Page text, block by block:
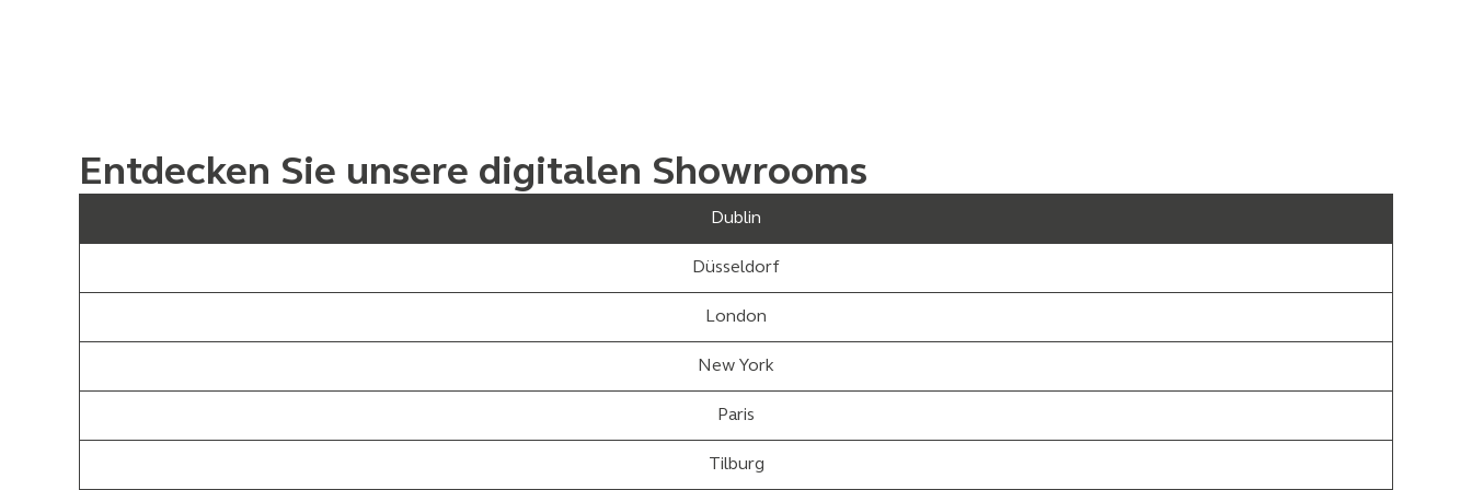
Entdecken Sie unsere digitalen Showrooms
Dublin
Düsseldorf
London
New York
Paris
Tilburg